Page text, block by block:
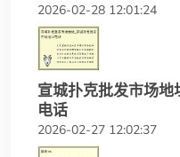
2026-02-28 12:01:24
宣城扑克批发市场地
电话
2026-02-27 12:02:37